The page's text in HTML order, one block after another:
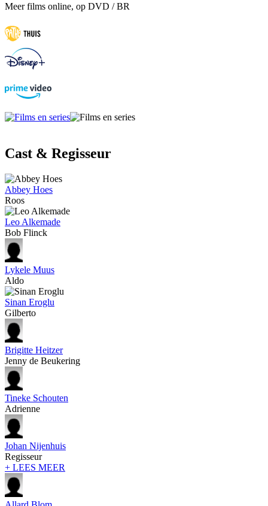
Meer films online, op DVD / BR
Cast & Regisseur
Abbey Hoes
Roos
Leo Alkemade
Bob Flinck
Lykele Muus
Aldo
Sinan Eroglu
Gilberto
Brigitte Heitzer
Jenny de Beukering
Tineke Schouten
Adrienne
Johan Nijenhuis
Regisseur
+ LEES MEER